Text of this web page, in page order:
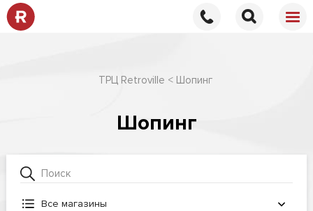
ТРЦ Retroville Шопинг
Шопинг
Все магазины